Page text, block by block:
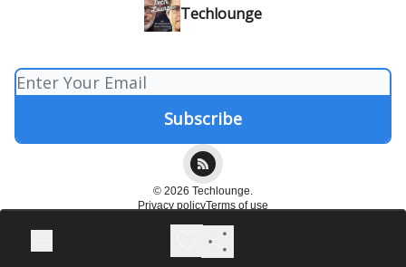
Techlounge
© 2026 Techlounge.
Privacy policyTerms of use
Powered by beehiiv